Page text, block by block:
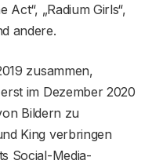
Act“, „Radium Girls“,
andere.
zusammen,
im Dezember 2020
Bildern zu
King verbringen
Social-Media-